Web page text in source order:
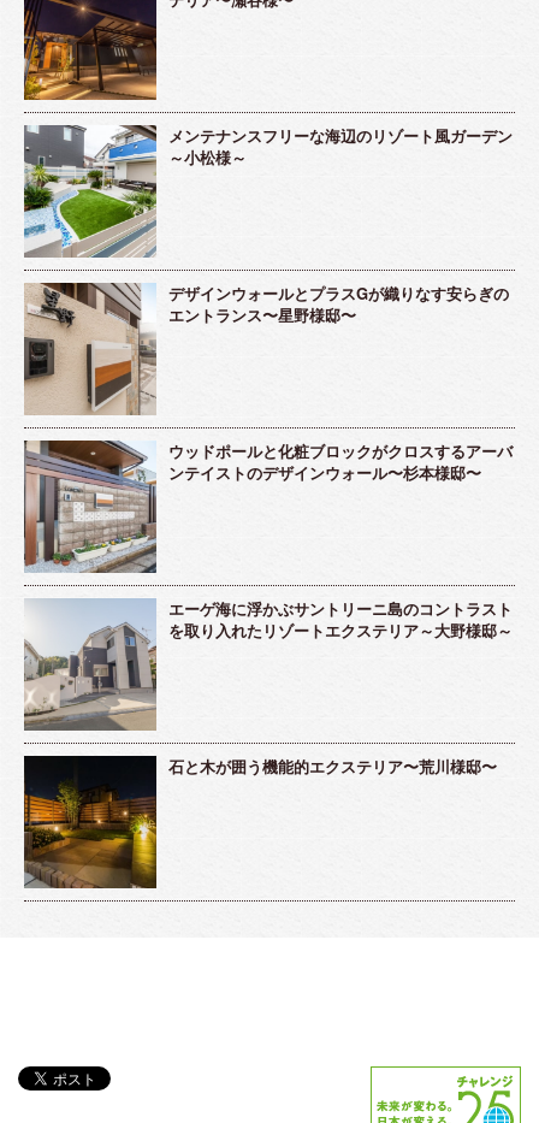
メンテナンスフリーな海辺のリゾート風ガーデン
～小松様～
デザインウォールとプラスGが織りなす安らぎの
エントランス〜星野様邸〜
ウッドポールと化粧ブロックがクロスするアーバ
ンテイストのデザインウォール〜杉本様邸〜
エーゲ海に浮かぶサントリーニ島のコントラスト
を取り入れたリゾートエクステリア～大野様邸～
石と木が囲う機能的エクステリア〜荒川様邸〜